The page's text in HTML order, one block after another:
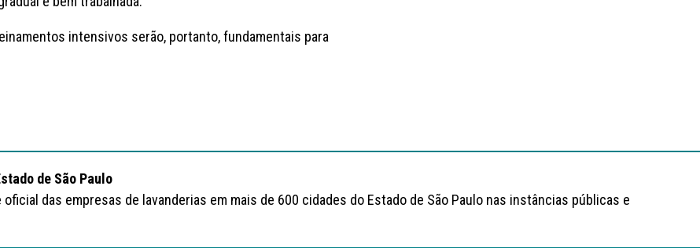
intensivos serão, portanto, fundamentais para
de São Paulo
das empresas de lavanderias em mais de 600 cidades do Estado de São Paulo nas instâncias públicas e